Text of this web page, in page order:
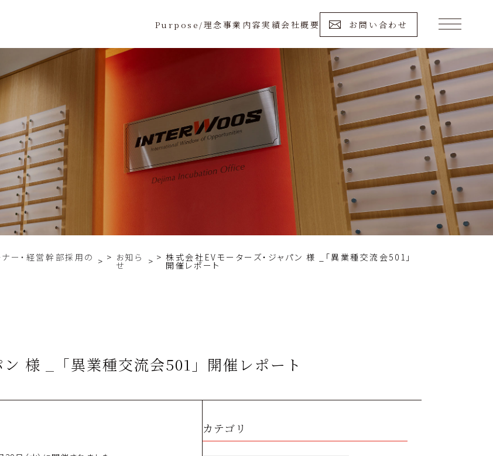
Purpose/理念事業内容実績会社概要 お問い合わせ
ナー・経営幹部採用の > お知ら
せ > 株式会社EVモーターズ・ジャパン 様 _「異業種交流会501」
開催レポート
様 _「異業種交流会501」開催レポート
カテゴリ